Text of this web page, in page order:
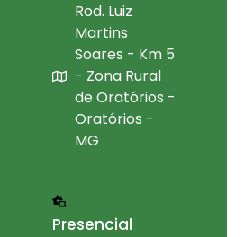
Rod. Luiz
Martins
Soares - Km 5
- Zona Rural
de Oratórios -
Oratórios -
MG
Presencial